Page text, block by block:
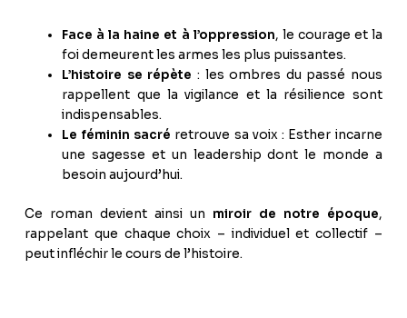
Face à la haine et à l’oppression, le courage et la
foi demeurent les armes les plus puissantes.
L’histoire se répète : les ombres du passé nous
rappellent que la vigilance et la résilience sont
indispensables.
Le féminin sacré retrouve sa voix : Esther incarne
une sagesse et un leadership dont le monde a
besoin aujourd’hui.
Ce roman devient ainsi un miroir de notre époque,
rappelant que chaque choix – individuel et collectif –
peut infléchir le cours de l’histoire.